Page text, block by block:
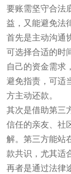
要账需坚守合法
益，又能避免法
首先是主动沟通
可选择合适的时
自己的资金需求
避免指责，可适
方主动还款。
其次是借助第三
信任的亲友、社
解。第三方能站
款共识，尤其适
再者是通过法律